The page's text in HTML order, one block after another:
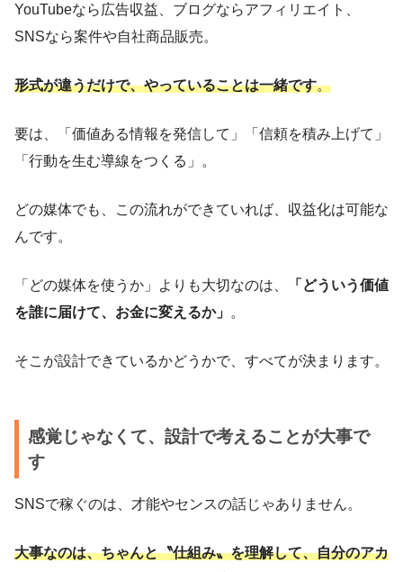
YouTubeなら広告収益、ブログならアフィリエイト、
SNSなら案件や自社商品販売。
形式が違うだけで、やっていることは一緒です。
要は、「価値ある情報を発信して」「信頼を積み上げて」
「行動を生む導線をつくる」。
どの媒体でも、この流れができていれば、収益化は可能な
んです。
「どの媒体を使うか」よりも大切なのは、
「どういう価値
を誰に届けて、お金に変えるか」 。
そこが設計できているかどうかで、すべてが決まります。
感覚じゃなくて、設計で考えることが大事で
す
SNSで稼ぐのは、才能やセンスの話じゃありません。
大事なのは、ちゃんと〝仕組み〟を理解して、自分のアカ